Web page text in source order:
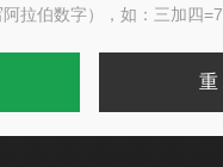
拉伯数字），如：三加四=7